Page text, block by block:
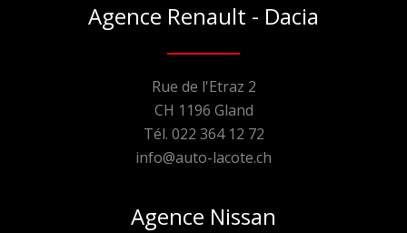
Agence Renault - Dacia
Rue de l'Etraz 2
CH 1196 Gland
Tél. 022 364 12 72
info@auto-lacote.ch
Agence Nissan